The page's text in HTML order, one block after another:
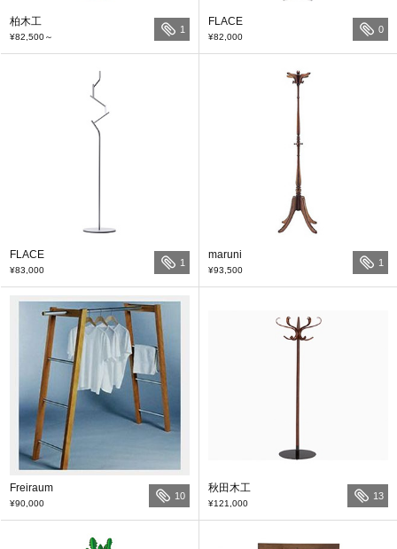
柏木工
¥82,500～
1
FLACE
¥82,000
0
FLACE
¥83,000
1
maruni
¥93,500
1
Freiraum
¥90,000
10
秋田木工
¥121,000
13